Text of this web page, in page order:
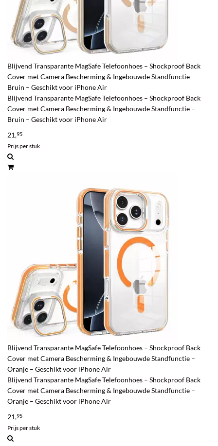
Blijvend Transparante MagSafe Telefoonhoes – Shockproof Back
Cover met Camera Bescherming & Ingebouwde Standfunctie –
Bruin – Geschikt voor iPhone Air
Blijvend Transparante MagSafe Telefoonhoes – Shockproof Back
Cover met Camera Bescherming & Ingebouwde Standfunctie –
Bruin – Geschikt voor iPhone Air
21,95
Prijs per stuk
Blijvend Transparante MagSafe Telefoonhoes – Shockproof Back
Cover met Camera Bescherming & Ingebouwde Standfunctie –
Oranje – Geschikt voor iPhone Air
Blijvend Transparante MagSafe Telefoonhoes – Shockproof Back
Cover met Camera Bescherming & Ingebouwde Standfunctie –
Oranje – Geschikt voor iPhone Air
21,95
Prijs per stuk